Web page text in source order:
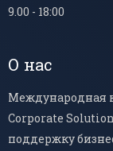
9.00 - 18:00
О нас
Международная
Corporate
поддержку